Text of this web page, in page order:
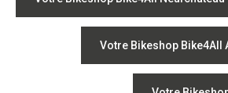
Votre Bikeshop Bike4All